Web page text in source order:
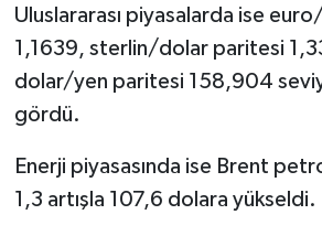
Uluslararası piyasalarda ise
1,1639, sterlin/dolar paritesi
dolar/yen paritesi 158,904
gördü.
Enerji piyasasında ise Brent
1,3 artışla 107,6 dolara yükseldi.